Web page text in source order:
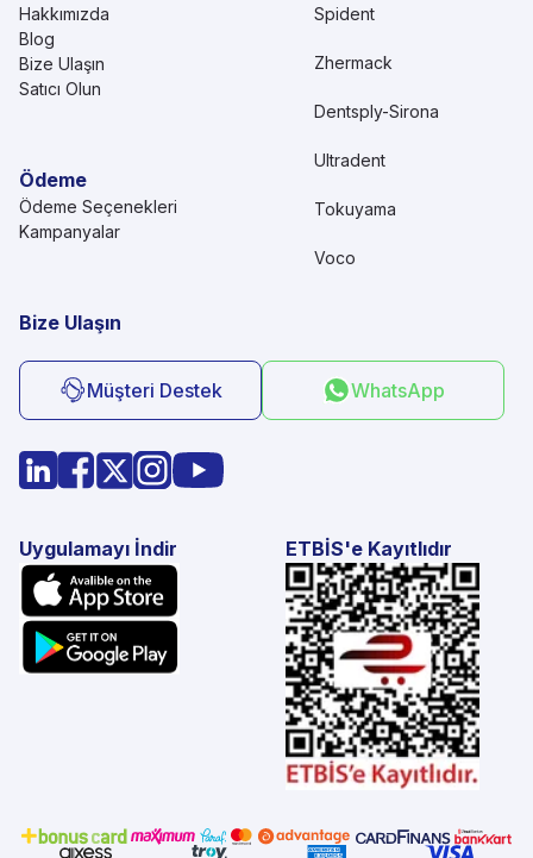
Hakkımızda
Blog
Bize Ulaşın
Satıcı Olun
Ödeme
Ödeme Seçenekleri
Kampanyalar
Spident
Zhermack
Dentsply-Sirona
Ultradent
Tokuyama
Voco
Bize Ulaşın
Müşteri Destek WhatsApp
Uygulamayı İndir ETBİS'e Kayıtlıdır